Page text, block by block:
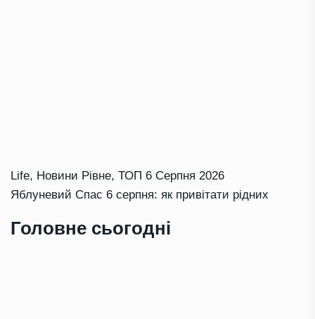
Life, Новини Рівне, ТОП 6 Серпня 2026
Яблуневий Спас 6 серпня: як привітати рідних
Головне сьогодні